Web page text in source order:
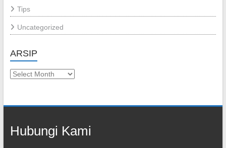
Tips
Uncategorized
ARSIP
Arsip
Hubungi Kami